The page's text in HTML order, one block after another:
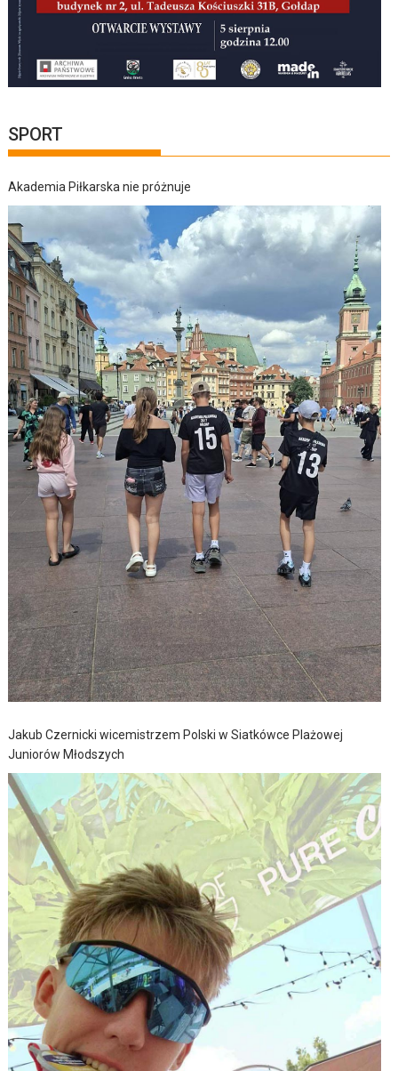
SPORT
Akademia Piłkarska nie próżnuje
Jakub Czernicki wicemistrzem Polski w Siatkówce Plażowej
Juniorów Młodszych